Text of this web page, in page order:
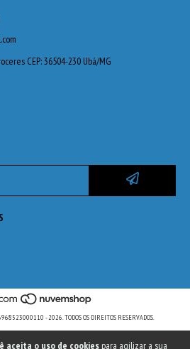
aceita o uso de cookies para agilizar a sua
CEP: 36504-230 Ubá/MG
- 2026. TODOS OS DIREITOS RESERVADOS.